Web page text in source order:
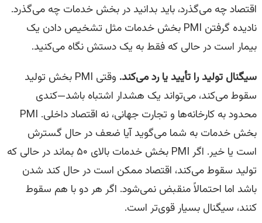
اقتصاد چه می‌گذرد، باید بدانید در بخش خدمات چه می‌گذرد.
نادیده گرفتن PMI بخش خدمات مثل تشخیص دادن یک
بیمار است در حالی که فقط به یک دستش نگاه می‌کنید.
سیگنال تولید را تأیید یا رد می‌کند.
وقتی PMI بخش تولید
سقوط می‌کند، می‌تواند یک هشدار اشتباه باشد—کندی
محدود به کارخانه‌ها و تجارت جهانی، نه اقتصاد داخلی. PMI
بخش خدمات به شما می‌گوید آیا ضعف در حال گسترش
است یا خیر. اگر PMI بخش خدمات بالای ۵۰ بماند در حالی که
تولید سقوط می‌کند، اقتصاد ممکن است در حال کند شدن
باشد اما احتمالاً منقبض نمی‌شود. اگر هر دو با هم سقوط
کنند، سیگنال بسیار قوی‌تر است.